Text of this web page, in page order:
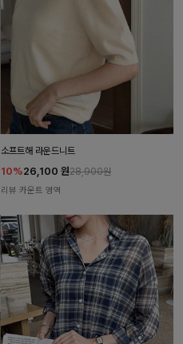
소프트해 라운드니트
10%26,100 원28,900원
리뷰 카운트 영역